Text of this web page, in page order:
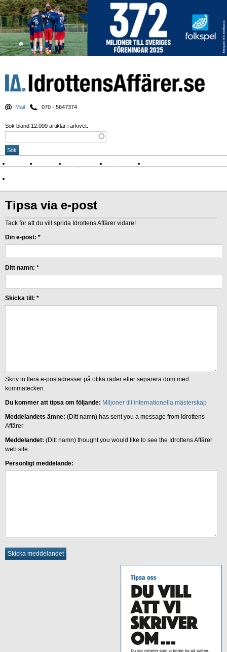
Mail 070 - 5647374
Sök bland 12.000 artiklar i arkivet:
Nyheter Krönikor Sport & spel Nyhetsbrev
Tipsa via e-post
Tack för att du vill sprida Idrottens Affärer vidare!
Din e-post: *
Ditt namn: *
Skicka till: *
Skriv in flera e-postadresser på olika rader eller separera dom med
kommatecken.
Du kommer att tipsa om följande: Miljoner till internationella mästerskap
Meddelandets ämne: (Ditt namn) has sent you a message from Idrottens
Affärer
Meddelandet: (Ditt namn) thought you would like to see the Idrottens Affärer
web site.
Personligt meddelande: